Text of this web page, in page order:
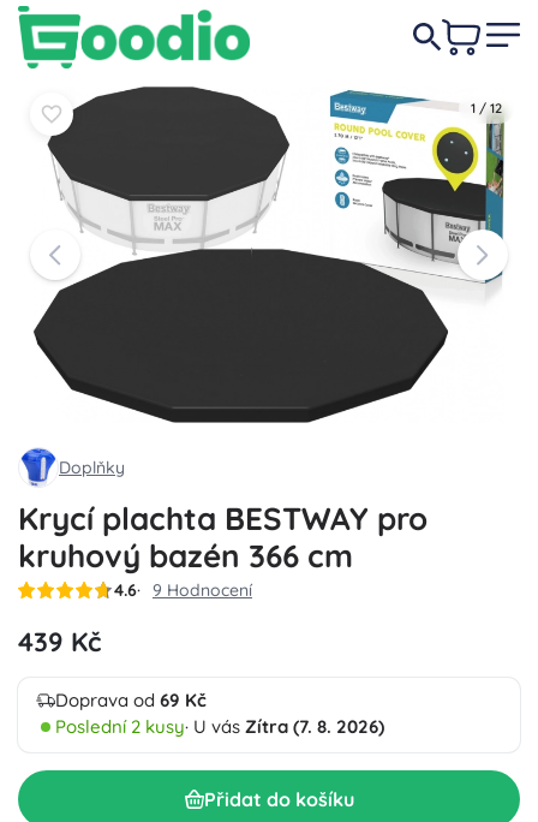
1 /12
Doplňky
Krycí plachta BESTWAY pro
kruhový bazén 366 cm
4.6 9 Hodnocení
439 Kč
Doprava od 69 Kč
Poslední 2 kusy· U vás Zítra (7. 8. 2026)
Přidat do košíku
439 Kč Do košíku